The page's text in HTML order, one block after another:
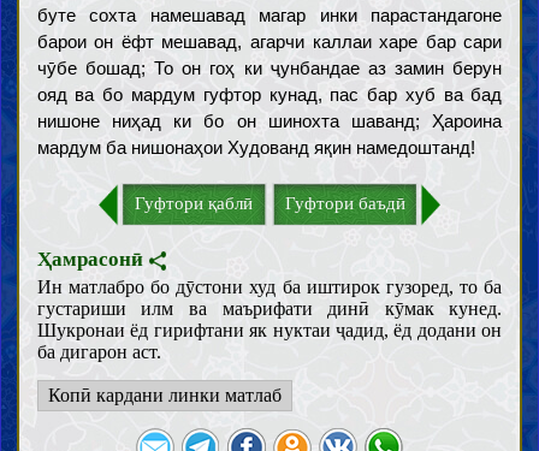
буте сохта намешавад магар инки парастандагоне
барои он ёфт мешавад, агарчи каллаи харе бар сари
чӯбе бошад; То он гоҳ ки ҷунбандае аз замин берун
ояд ва бо мардум гуфтор кунад, пас бар хуб ва бад
нишоне ниҳад ки бо он шинохта шаванд; Ҳароина
мардум ба нишонаҳои Худованд яқин намедоштанд!
Гуфтори қаблӣ Гуфтори баъдӣ
Ҳамрасонӣ
Ин матлабро бо дӯстони худ ба иштирок гузоред, то ба
густариши илм ва маърифати динӣ кӯмак кунед.
Шукронаи ёд гирифтани як нуктаи ҷадид, ёд додани он
ба дигарон аст.
Копӣ кардани линки матлаб
Муқаддамот